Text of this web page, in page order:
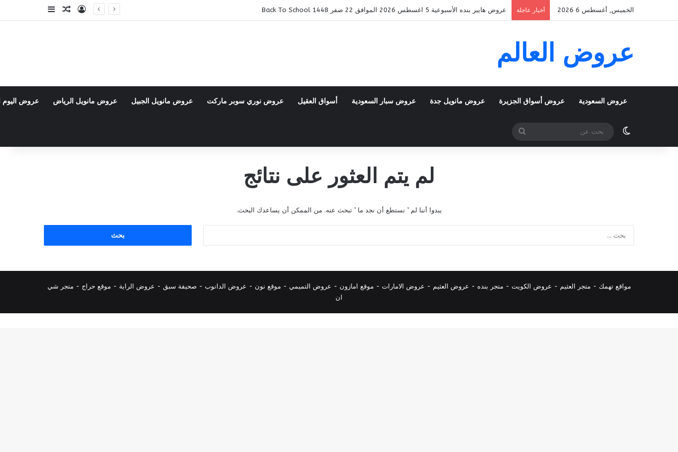
الخميس, أغسطس 6 2026 أخبار عاجلة عروض هايبر بنده الأسبوعية 5 اغسطس 2026 الموافق 22 صفر 1448 Back To School تسجيل الدخول
مقال عشوائي
إضافة عمود
عروض العالم
عروض السعودية عروض أسواق الجزيرة عروض مانويل جدة عروض سبار السعودية أسواق العقيل عروض نوري سوبر ماركت عروض مانويل الجبيل عروض مانويل الرياض عروض اليوم
الوضع المظلم
بحث
عن
لم يتم العثور على نتائج
يبدوا أننا لم ’ نستطع أن نجد ما ’ تبحث عنه. من الممكن أن يساعدك البحث.
مواقع تهمك - متجر العثيم - عروض الكويت - متجر بنده - عروض العثيم - عروض الامارات - موقع امازون - عروض التميمي - موقع نون - عروض الدانوب - صحيفة سبق - عروض الراية - موقع حراج - متجر شي
ان